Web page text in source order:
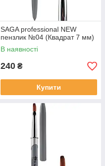
SAGA professional NEW
пензлик №04 (Квадрат 7 мм)
В наявності
240 ₴
Купити